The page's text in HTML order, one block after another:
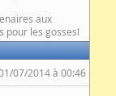
aux
pour les gosses!
07/2014 à 00:46